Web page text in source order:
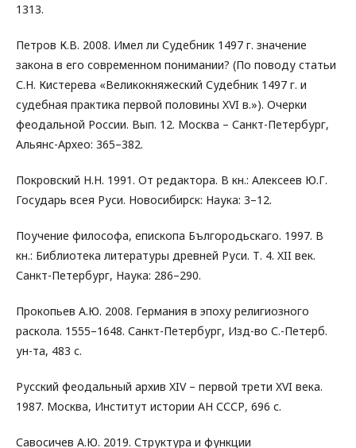
1313.
Петров К.В. 2008. Имел ли Судебник 1497 г. значение
закона в его современном понимании? (По поводу статьи
С.Н. Кистерева «Великокняжеский Судебник 1497 г. и
судебная практика первой половины XVI в.»). Очерки
феодальной России. Вып. 12. Москва – Санкт-Петербург,
Альянс-Архео: 365–382.
Покровский Н.Н. 1991. От редактора. В кн.: Алексеев Ю.Г.
Государь всея Руси. Новосибирск: Наука: 3–12.
Поучение философа, епископа Бългородьскаго. 1997. В
кн.: Библиотека литературы древней Руси. Т. 4. XII век.
Санкт-Петербург, Наука: 286–290.
Прокопьев А.Ю. 2008. Германия в эпоху религиозного
раскола. 1555–1648. Санкт-Петербург, Изд-во С.-Петерб.
ун-та, 483 с.
Русский феодальный архив XIV – первой трети XVI века.
1987. Москва, Институт истории АН СССР, 696 с.
Савосичев А.Ю. 2019. Структура и функции